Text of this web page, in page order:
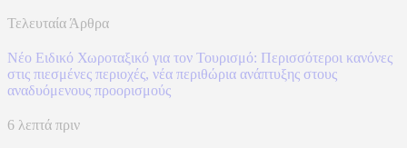
Τελευταία Άρθρα
Νέο Ειδικό Χωροταξικό για τον Τουρισμό: Περισσότεροι κανόνες
στις πιεσμένες περιοχές, νέα περιθώρια ανάπτυξης στους
αναδυόμενους προορισμούς
6 λεπτά πριν